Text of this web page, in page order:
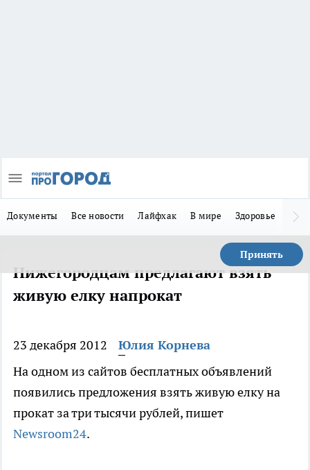
Документы Все новости Лайфхак В мире Здоровье
Принять
Нижегородцам предлагают взять
живую елку напрокат
23 декабря 2012
Юлия Корнева
На одном из сайтов бесплатных объявлений
появились предложения взять живую елку на
прокат за три тысячи рублей, пишет
Newsroom24.